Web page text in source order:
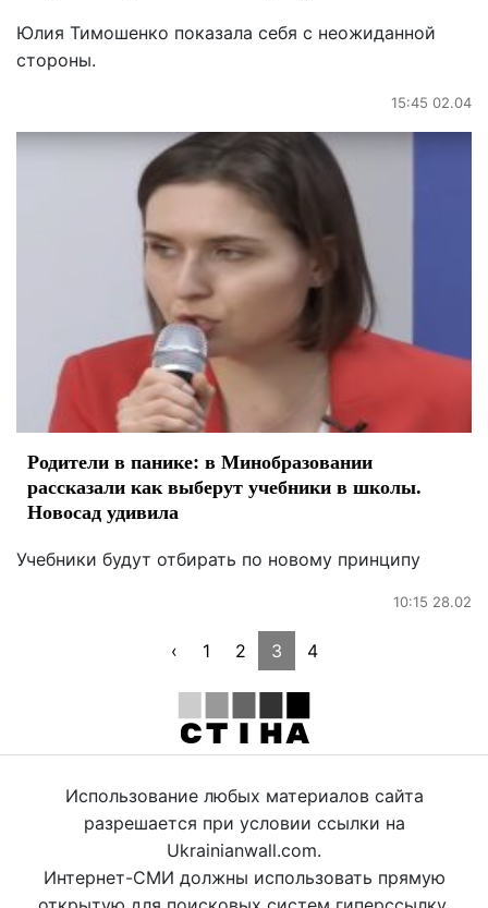
Юлия Тимошенко показала себя с неожиданной
стороны.
15:45 02.04
Родители в панике: в Минобразовании
рассказали как выберут учебники в школы.
Новосад удивила
Учебники будут отбирать по новому принципу
10:15 28.02
‹ 1 2 3 4
Использование любых материалов сайта
разрешается при условии ссылки на
Ukrainianwall.com.
Интернет-СМИ должны использовать прямую